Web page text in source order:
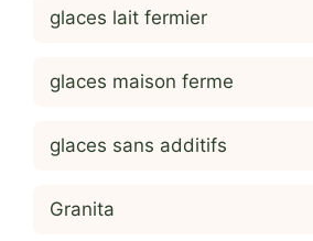
glaces lait fermier
glaces maison ferme
glaces sans additifs
Granita